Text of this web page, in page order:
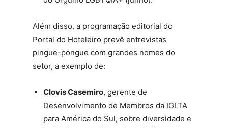
Além disso, a programação editorial do
Portal do Hoteleiro prevê entrevistas
pingue-pongue com grandes nomes do
setor, a exemplo de:
Clovis Casemiro, gerente de
Desenvolvimento de Membros da IGLTA
para América do Sul, sobre diversidade e